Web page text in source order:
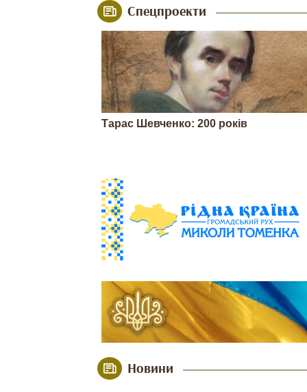
Спецпроекти
Тарас Шевченко: 200 років
Новини